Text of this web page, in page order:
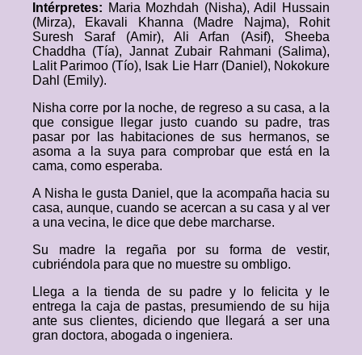
Intérpretes: Maria Mozhdah (Nisha), Adil Hussain
(Mirza), Ekavali Khanna (Madre Najma), Rohit
Suresh Saraf (Amir), Ali Arfan (Asif), Sheeba
Chaddha (Tía), Jannat Zubair Rahmani (Salima),
Lalit Parimoo (Tío), Isak Lie Harr (Daniel), Nokokure
Dahl (Emily).
Nisha corre por la noche, de regreso a su casa, a la
que consigue llegar justo cuando su padre, tras
pasar por las habitaciones de sus hermanos, se
asoma a la suya para comprobar que está en la
cama, como esperaba.
A Nisha le gusta Daniel, que la acompaña hacia su
casa, aunque, cuando se acercan a su casa y al ver
a una vecina, le dice que debe marcharse.
Su madre la regaña por su forma de vestir,
cubriéndola para que no muestre su ombligo.
Llega a la tienda de su padre y lo felicita y le
entrega la caja de pastas, presumiendo de su hija
ante sus clientes, diciendo que llegará a ser una
gran doctora, abogada o ingeniera.